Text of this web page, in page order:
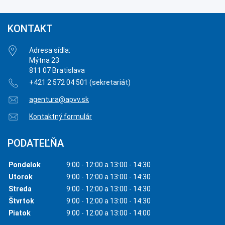
KONTAKT
Adresa sídla:
Mýtna 23
811 07 Bratislava
+421 2 572 04 501 (sekretariát)
agentura@apvv.sk
Kontaktný formulár
PODATEĽŇA
Pondelok
9:00 - 12:00 a 13:00 - 14:30
Utorok
9:00 - 12:00 a 13:00 - 14:30
Streda
9:00 - 12:00 a 13:00 - 14:30
Štvrtok
9:00 - 12:00 a 13:00 - 14:30
Piatok
9:00 - 12:00 a 13:00 - 14:00